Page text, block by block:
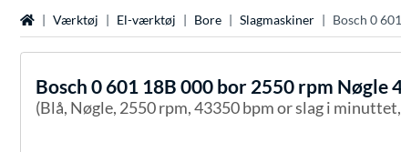
StartsideVærktøj El-værktøj Bore Slagmaskiner Bosch 0
Bosch 0 601 18B 000 bor 2550 rpm Nøgle
(Blå, Nøgle, 2550 rpm, 43350 bpm or slag i